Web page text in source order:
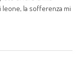
la sofferenza mi